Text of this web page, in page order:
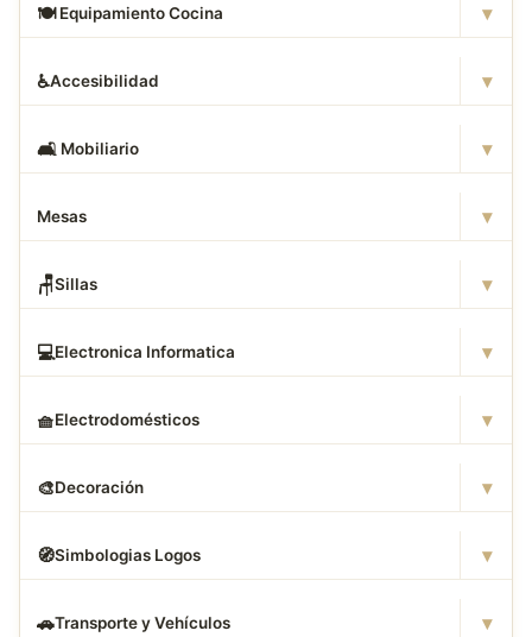
🍽️ Equipamiento Cocina ▾
♿Accesibilidad ▾
🛋 ️ Mobiliario ▾
Mesas ▾
🪑Sillas ▾
💻Electronica Informatica ▾
🧺Electrodomésticos ▾
🎨Decoración ▾
🧭Simbologias Logos ▾
🚗Transporte y Vehículos ▾